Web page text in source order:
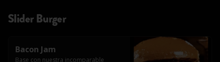
Slider Burger
Bacon Jam
Base con nuestra incomparable